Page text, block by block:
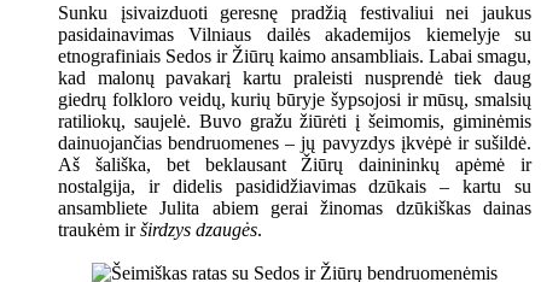
Sunku įsivaizduoti geresnę pradžią festivaliui nei jaukus
pasidainavimas Vilniaus dailės akademijos kiemelyje su
etnografiniais Sedos ir Žiūrų kaimo ansambliais. Labai smagu,
kad malonų pavakarį kartu praleisti nusprendė tiek daug
giedrų folkloro veidų, kurių būryje šypsojosi ir mūsų, smalsių
ratiliokų, saujelė. Buvo gražu žiūrėti į šeimomis, giminėmis
dainuojančias bendruomenes – jų pavyzdys įkvėpė ir sušildė.
Aš šališka, bet beklausant Žiūrų dainininkų apėmė ir
nostalgija, ir didelis pasididžiavimas dzūkais – kartu su
ansambliete Julita abiem gerai žinomas dzūkiškas dainas
traukėm irširdzys dzaugės.